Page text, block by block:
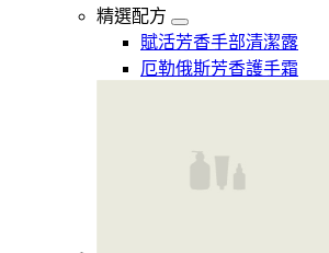
精選配方
賦活芳香手部清潔露
厄勒俄斯芳香護手霜